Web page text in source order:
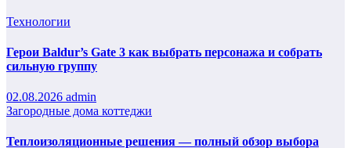
Технологии
Герои Baldur’s Gate 3 как выбрать персонажа и собрать
сильную группу
02.08.2026 admin
Загородные дома коттеджи
Теплоизоляционные решения — полный обзор выбора